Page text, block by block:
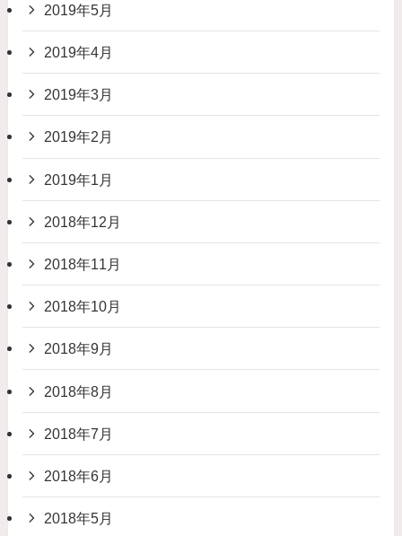
2019年5月
2019年4月
2019年3月
2019年2月
2019年1月
2018年12月
2018年11月
2018年10月
2018年9月
2018年8月
2018年7月
2018年6月
2018年5月